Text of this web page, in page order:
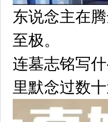
东说念主在
至极。
连墓志铭写
里默念过数十